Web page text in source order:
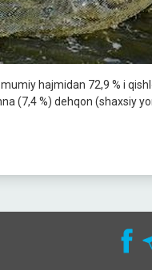
hajmidan 72,9 % i
(7,4 %) dehqon (shaxsiy